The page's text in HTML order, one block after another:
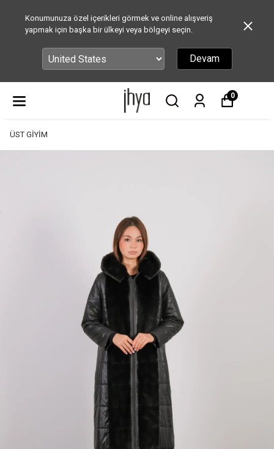
Konumunuza özel içerikleri görmek ve online alışveriş
yapmak için başka bir ülkeyi veya bölgeyi seçin.
Devam
0
ÜST GİYİM